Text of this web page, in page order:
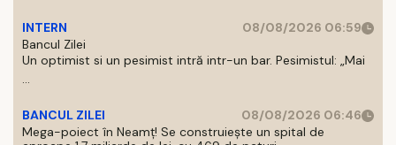
INTERN
08/08/2026 06:59
Bancul Zilei
Un optimist si un pesimist intră intr-un bar. Pesimistul: „Mai
...
BANCUL ZILEI
08/08/2026 06:46
Mega-poiect în Neamț! Se construiește un spital de